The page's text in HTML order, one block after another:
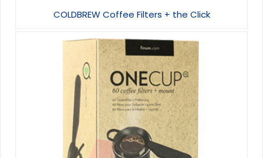
COLDBREW Coffee Filters + the Click